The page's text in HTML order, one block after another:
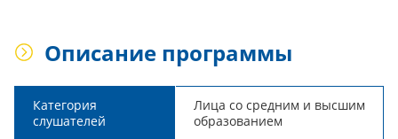
Описание программы
Категория
слушателей
Лица со средним и высшим
образованием